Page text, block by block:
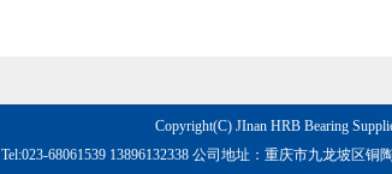
Copyright(C) JInan HRB Bearing
Tel:023-68061539 13896132338 公司地址：重庆市九龙坡区铜